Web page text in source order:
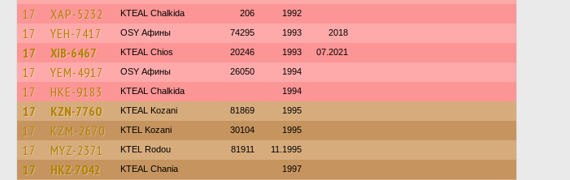
17 XAP-5232 KTEAL Chalkida 206 1992
17 YEH-7417 OSY Афины 74295 1993 2018
17 XIB-6467 KTEAL Chios 20246 1993 07.2021
17 YEM-4917 OSY Афины 26050 1994
17 HKE-9183 KTEAL Chalkida 1994
17 KZN-7760 KTEAL Kozani 81869 1995
17 KZM-2670 ΚΤΕL Kozani 30104 1995
17 MYZ-2371 ΚΤΕL Rodou 81911 11.1995
17 HKZ-7042 KTEAL Chania 1997